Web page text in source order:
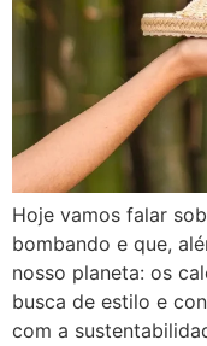
Hoje vamos falar
bombando e que,
nosso planeta: os
busca de estilo e
com a